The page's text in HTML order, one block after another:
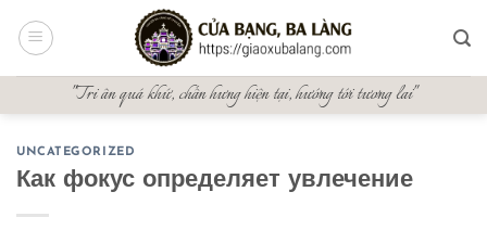
qua
"Tri ân quá khứ, chấn hưng hiện tại, hướng tới tương lai"
UNCATEGORIZED
Как фокус определяет увлечение